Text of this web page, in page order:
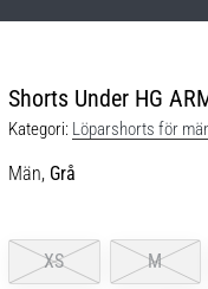
Shorts Under HG
Kategori: Löparshorts för
Män, Grå
XS M